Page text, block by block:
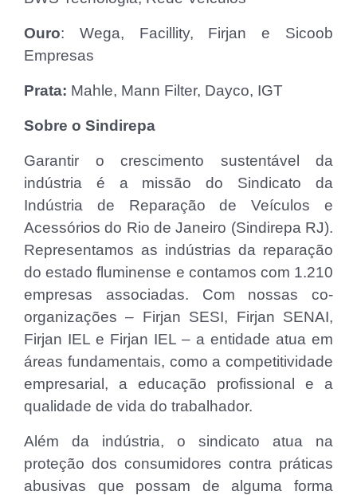
Ouro: Wega, Facillity, Firjan e Sicoob
Empresas
Prata: Mahle, Mann Filter, Dayco, IGT
Sobre o Sindirepa
Garantir o crescimento sustentável da
indústria é a missão do Sindicato da
Indústria de Reparação de Veículos e
Acessórios do Rio de Janeiro (Sindirepa RJ).
Representamos as indústrias da reparação
do estado fluminense e contamos com 1.210
empresas associadas. Com nossas co-
organizações – Firjan SESI, Firjan SENAI,
Firjan IEL e Firjan IEL – a entidade atua em
áreas fundamentais, como a competitividade
empresarial, a educação profissional e a
qualidade de vida do trabalhador.
Além da indústria, o sindicato atua na
proteção dos consumidores contra práticas
abusivas que possam de alguma forma